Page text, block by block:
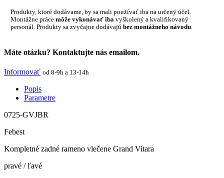
Produkty, ktoré dodávame, by sa mali používať iba na určený účel.
Montážne práce môže vykonávať iba vyškolený a kvalifikovaný
personál. Produkty sa zvyčajne dodávajú bez montážneho návodu
Máte otázku? Kontaktujte nás emailom.
Informovať od 8-9h a 13-14h
Popis
Parametre
0725-GVJBR
Febest
Kompletné zadné rameno vlečene Grand Vitara
pravé / ľavé